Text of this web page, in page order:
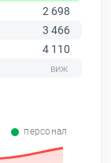
2 698
3 466
4 110
персонал